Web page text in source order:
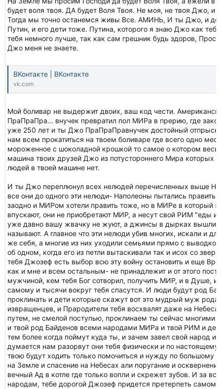
будет воля твоя. ДА будет Воля Твоя. Не моя, не твоя Джо,
Тогда мы точно останемся живы Все. АМИНЬ, И ты Джо, и
Путин, и его дети тоже. Путина, которого я знаю Джо как
тебя немного лучше, так как сам грешник будь здоров,
Джо меня не знаете.
ВКонтакте | ВКонтакте
vk.com
Мой боливар не выдержит двоих, ваш код чести.
ПраПраПра… внучек превратил пол МИРа в прерию, где
уже 250 лет и ты Джо ПраПраПравнучек достойный отпрыск
нам всем прокатиться на твоем боливаре где всего одно
мороженное с шоколадной крошкой то самое о котором весь
машина твоих друзей Джо из потустороннего Мира которых
людей в твоей машине нет.
И ты Джо переплюнул всех нелюдей перечисленных выше
все они до одного эти нелюди- Наполеоны пытались править
заодно и МИРом хотели править тоже, но в МИРе в который
впускают, они не приобретают МИР, а несут свой РИМ "еды
уже давно вашу жвачку не жуют, а джинсы в дырках вышли
называют. А главное что эти нелюди убив многих, искали и
же себя, а многие из них уходили семьями прямо с
об одном, когда его из петли вытаскивали так и исох со
тебя Джозеф есть выбор всю эту войну остановить и еще
как и мне и всем остальным- не принадлежит и от этого
мужчиной, кем тебя Бог сотворил, получить МИР, и в Душе, и
самому и тысячи вокруг тебя спасутся. И люди будут род
проклинать и дети которые скажут вот это мудрый муж рода
извращенцев, и Прародители тебя восхвалят даже на
путем, не смелой поступью, проклинаем ты сейчас многими
и твой род Байденов всеми народами МИРа и твой РИМ и
тем более когда поймут куда ты, и зачем завел свой народ и
думается нам разорвут они тебя физически и по
твою будут ходить только помочиться и нужду по большому
на Земле и спасение на Небесах али поругание и
вечный Ад в котле где только вопли и скрежет зубов. И за
народам, тебе дорогой Джозеф придется претерпеть